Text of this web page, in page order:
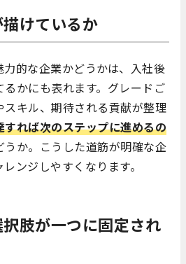
けているか
的な企業かどうかは、入社後
かにも表れます。グレードご
スキル、期待される貢献が整理
すれば次のステップに進めるの
うか。こうした道筋が明確な企
ンジしやすくなります。
肢が一つに固定され